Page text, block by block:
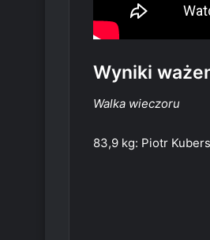
Wyniki
Walka wieczoru
83,9 kg: Piotr